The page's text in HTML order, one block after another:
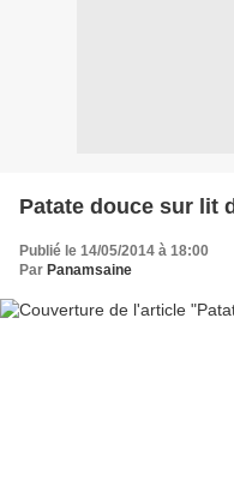
Patate douce sur lit
Publié le 14/05/2014 à 18:00
Par Panamsaine